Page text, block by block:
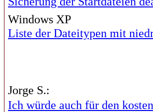
Windows XP
Liste der Dateitypen mit
Jorge S.:
Ich würde auch für den